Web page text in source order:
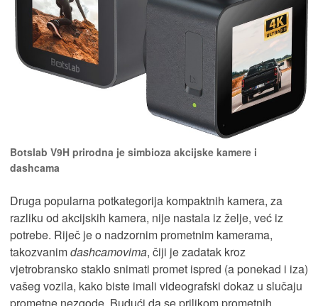
Botslab V9H prirodna je simbioza akcijske kamere i
dashcama
Druga popularna potkategorija kompaktnih kamera, za
razliku od akcijskih kamera, nije nastala iz želje, već iz
potrebe. Riječ je o nadzornim prometnim kamerama,
takozvanimdashcamovima, čiji je zadatak kroz
vjetrobransko staklo snimati promet ispred (a ponekad i iza)
vašeg vozila, kako biste imali videografski dokaz u slučaju
prometne nezgode. Budući da se prilikom prometnih